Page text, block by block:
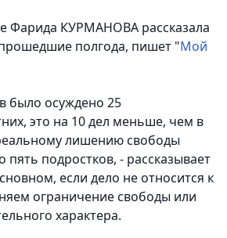
Фарида КУРМАНОВА рассказала
прошедшие полгода, пишет "Мой
было осуждено 25
это на 10 дел меньше, чем в
лишению свободы
подростков, - рассказывает
если дело не относится к
ограничение свободы или
характера.